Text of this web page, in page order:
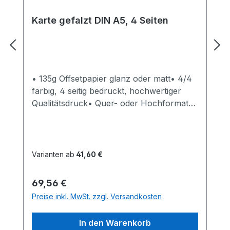
Karte gefalzt DIN A5, 4 Seiten
• 135g Offsetpapier glanz oder matt• 4/4
farbig, 4 seitig bedruckt, hochwertiger
Qualitätsdruck• Quer- oder Hochformat•
ormat: 29,6 x 21,0 cm• Datenformat: 30,2
größer anlegen bzw. gestalten und per
eMail an shop@wegaswerbung.de • gern
gestalten wir auch Ihre Drucksachen,
schicken Sie uns Ihre Vorstellungen,
Varianten ab 41,60 €
Regulärer Preis:
69,56 €
Preise inkl. MwSt. zzgl. Versandkosten
In den Warenkorb